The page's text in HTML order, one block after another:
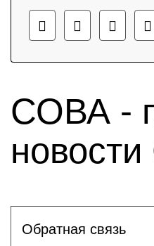
СОВА -
Обратная связь